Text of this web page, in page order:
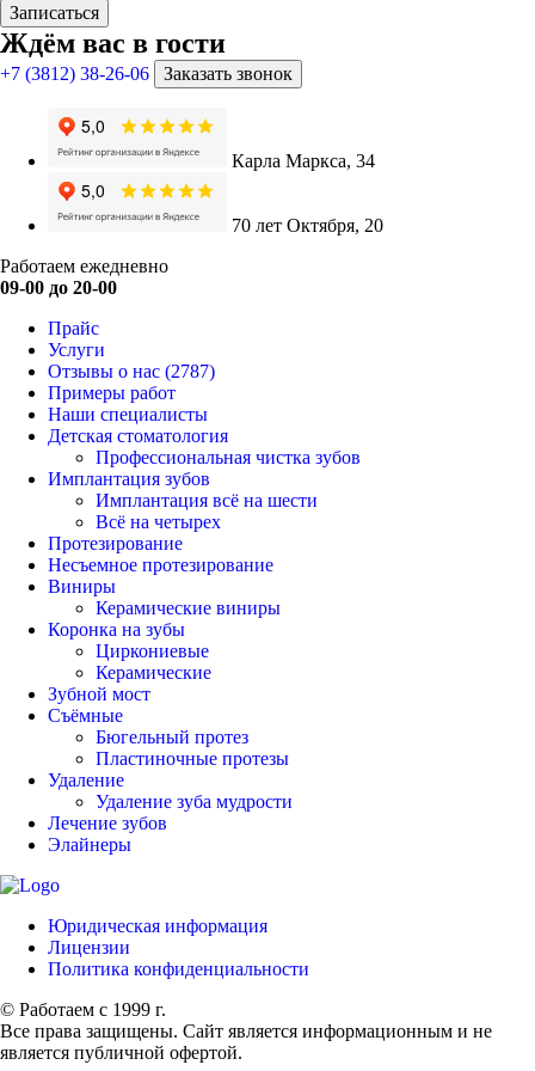
Записаться
Ждём вас в гости
+7 (3812) 38-26-06 Заказать звонок
Карла Маркса, 34
70 лет Октября, 20
Работаем ежедневно
09-00 до 20-00
Прайс
Услуги
Отзывы о нас (2787)
Примеры работ
Наши специалисты
Детская стоматология
Профессиональная чистка зубов
Имплантация зубов
Имплантация всё на шести
Всё на четырех
Протезирование
Несъемное протезирование
Виниры
Керамические виниры
Коронка на зубы
Циркониевые
Керамические
Зубной мост
Съёмные
Бюгельный протез
Пластиночные протезы
Удаление
Удаление зуба мудрости
Лечение зубов
Элайнеры
Юридическая информация
Лицензии
Политика конфиденциальности
© Работаем с 1999 г.
Все права защищены. Сайт является информационным и не
является публичной офертой.